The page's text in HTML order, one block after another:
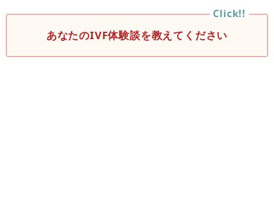
あなたのIVF体験談を教えてください